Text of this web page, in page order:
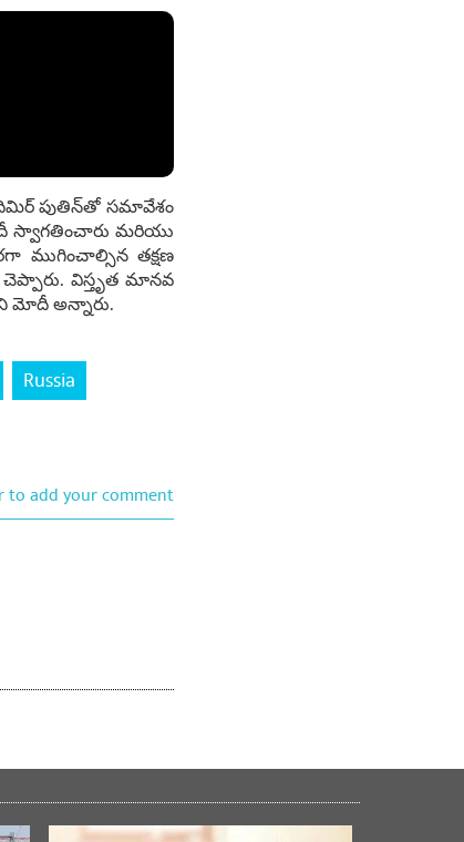
పుతిన్‌తో సమావేశం
స్వాగతించారు మరియు
ముగించాల్సిన తక్షణ
విస్తృత మానవ
మోదీ అన్నారు.
Russia
to add your comment